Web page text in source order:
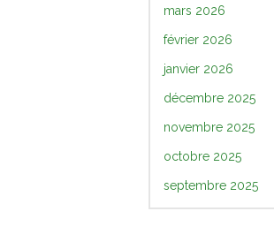
mars 2026
février 2026
janvier 2026
décembre 2025
novembre 2025
octobre 2025
septembre 2025